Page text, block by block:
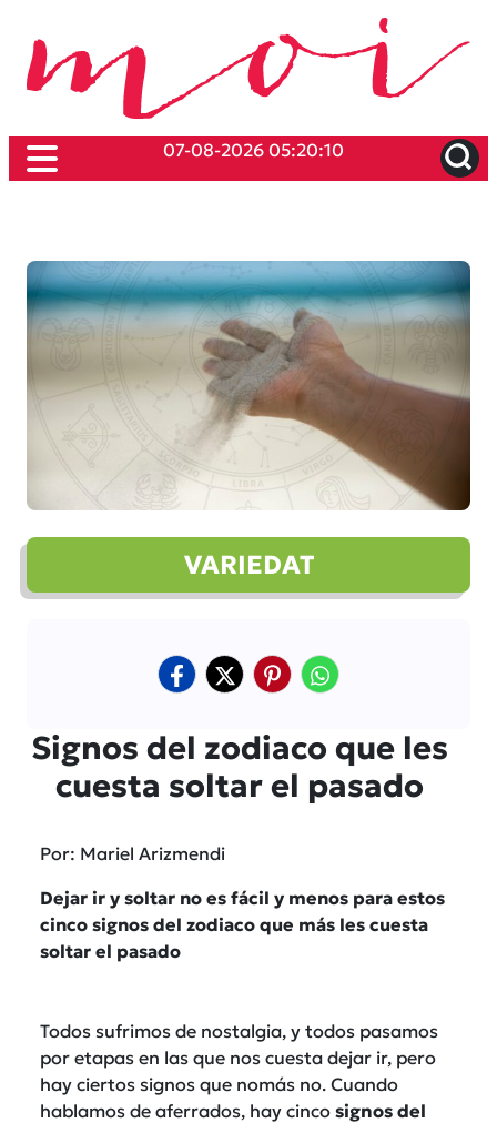
07-08-2026 05:20:10
VARIEDAT
Signos del zodiaco que les
cuesta soltar el pasado
Por: Mariel Arizmendi
Dejar ir y soltar no es fácil y menos para estos
cinco signos del zodiaco que más les cuesta
soltar el pasado
Todos sufrimos de nostalgia, y todos pasamos
por etapas en las que nos cuesta dejar ir, pero
hay ciertos signos que nomás no. Cuando
hablamos de aferrados, hay cinco signos del